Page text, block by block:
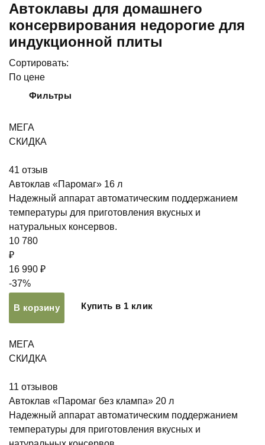
Автоклавы для домашнего
консервирования недорогие для
индукционной плиты
Сортировать:
По цене
Фильтры
МЕГА
СКИДКА
41 отзыв
Автоклав «Паромаг» 16 л
Надежный аппарат автоматическим поддержанием
температуры для приготовления вкусных и
натуральных консервов.
10 780
₽
16 990 ₽
-37%
В корзину Купить в 1 клик
МЕГА
СКИДКА
11 отзывов
Автоклав «Паромаг без клампа» 20 л
Надежный аппарат автоматическим поддержанием
температуры для приготовления вкусных и